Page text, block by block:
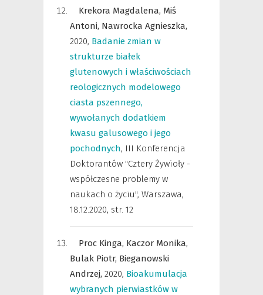
Krekora Magdalena, Miś
Antoni, Nawrocka Agnieszka,
2020, Badanie zmian w
strukturze białek
glutenowych i właściwościach
reologicznych modelowego
ciasta pszennego,
wywołanych dodatkiem
kwasu galusowego i jego
pochodnych, III Konferencja
Doktorantów "Cztery Żywioły -
współczesne problemy w
naukach o życiu", Warszawa,
18.12.2020, str. 12
Proc Kinga, Kaczor Monika,
Bulak Piotr, Bieganowski
Andrzej, 2020, Bioakumulacja
wybranych pierwiastków w